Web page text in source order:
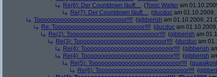
Re(6): Der Countdown läuft.... (Tonic Walter am
Re(7): Der Countdown läuft.... (ducduc am 01.10.2009,
Toooooooooooooooooooooooooor!!!! (gibberish am 01.10.2009,
Re: Toooooooooooooooooooooooooor!!!! (ducduc am
Re(2): Toooooooooooooooooooooooooor!!!! (gibberish am
Re(3): Toooooooooooooooooooooooooor!!!! (ducduc am
Re(4): Toooooooooooooooooooooooooor!!!! (gibberish
Re(4): Toooooooooooooooooooooooooor!!!! (gibberish
Re(5): Toooooooooooooooooooooooooor!!!! (
Re(6): Toooooooooooooooooooooooooor!!!! (